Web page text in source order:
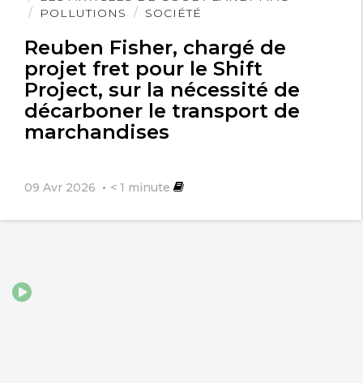
POLLUTIONS
SOCIÉTÉ
Reuben Fisher, chargé de
projet fret pour le Shift
Project, sur la nécessité de
décarboner le transport de
marchandises
09 Avr 2026 < 1 minute